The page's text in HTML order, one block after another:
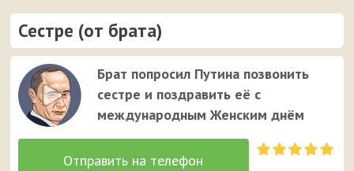
Сестре (от брата)
Брат попросил Путина позвонить
сестре и поздравить её с
международным Женским днём